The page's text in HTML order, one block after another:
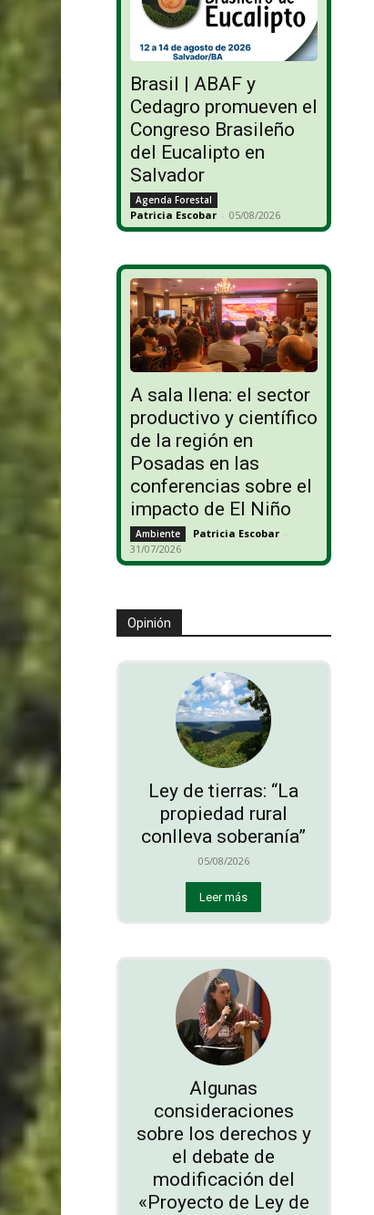
Brasil | ABAF y
Cedagro promueven el
Congreso Brasileño
del Eucalipto en
Salvador
Agenda Forestal
Patricia Escobar - 05/08/2026
A sala llena: el sector
productivo y científico
de la región en
Posadas en las
conferencias sobre el
impacto de El Niño
Ambiente Patricia Escobar -
31/07/2026
Opinión
Ley de tierras: “La
propiedad rural
conlleva soberanía”
05/08/2026
Leer más
Algunas
consideraciones
sobre los derechos y
el debate de
modificación del
«Proyecto de Ley de